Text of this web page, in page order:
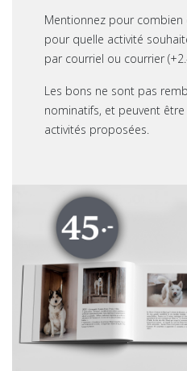
Mentionnez pour
pour quelle activité
par courriel ou courrier
Les bons ne sont pas
nominatifs, et peuvent
activités proposées.